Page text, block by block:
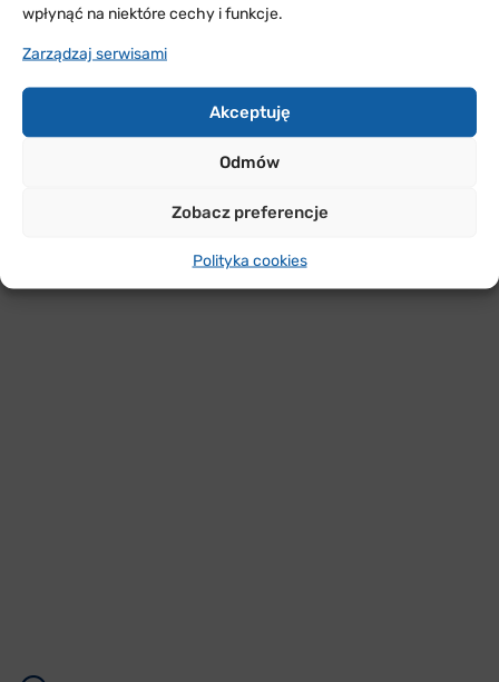
wpłynąć na niektóre cechy i funkcje.
Zarządzaj serwisami
Akceptuję
Odmów
Zobacz preferencje
Polityka cookies